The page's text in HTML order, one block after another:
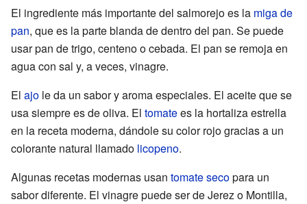
El ingrediente más importante del salmorejo es la miga de
pan, que es la parte blanda de dentro del pan. Se puede
usar pan de trigo, centeno o cebada. El pan se remoja en
agua con sal y, a veces, vinagre.
El ajo le da un sabor y aroma especiales. El aceite que se
usa siempre es de oliva. El tomatees la hortaliza estrella
en la receta moderna, dándole su color rojo gracias a un
colorante natural llamado licopeno.
Algunas recetas modernas usan tomate secopara un
sabor diferente. El vinagre puede ser de Jerez o Montilla,